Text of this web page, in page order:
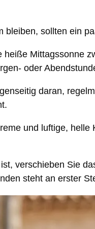
sollten ein
heiße Mittagssonne
oder
daran,
und luftige, helle
verschieben Sie
steht an erster